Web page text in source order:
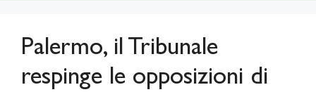
Palermo, il Tribunale
respinge le opposizioni di